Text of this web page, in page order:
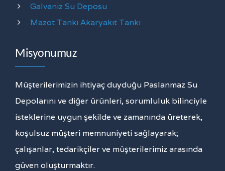
Galvaniz Su Deposu
Mazot Tankı Akaryakıt Tankı
Misyonumuz
Müşterilerimizin ihtiyaç duyduğu Paslanmaz Su
Depolarını ve diğer ürünleri, sorumluluk bilinciyle
isteklerine uygun şekilde ve zamanında üreterek,
koşulsuz müşteri memnuniyeti sağlayarak;
çalışanlar, tedarikçiler ve müşterilerimiz arasında
güven oluşturmaktır.